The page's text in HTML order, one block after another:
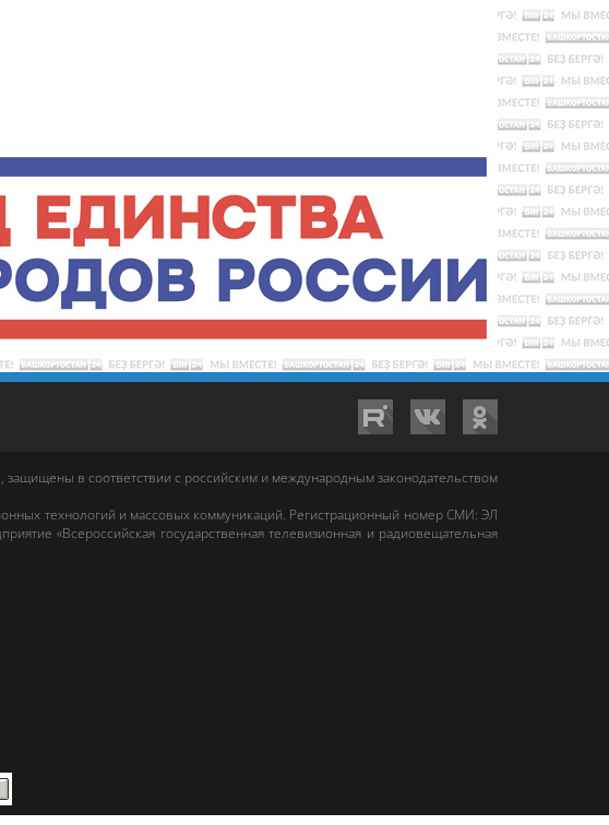
в соответствии с российским и международным законодательством
технологий и массовых коммуникаций. Регистрационный номер СМИ: ЭЛ
«Всероссийская государственная телевизионная и радиовещательная